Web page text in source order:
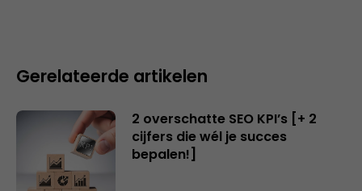
Gerelateerde artikelen
2 overschatte SEO KPI’s [+ 2
cijfers die wél je succes
bepalen!]